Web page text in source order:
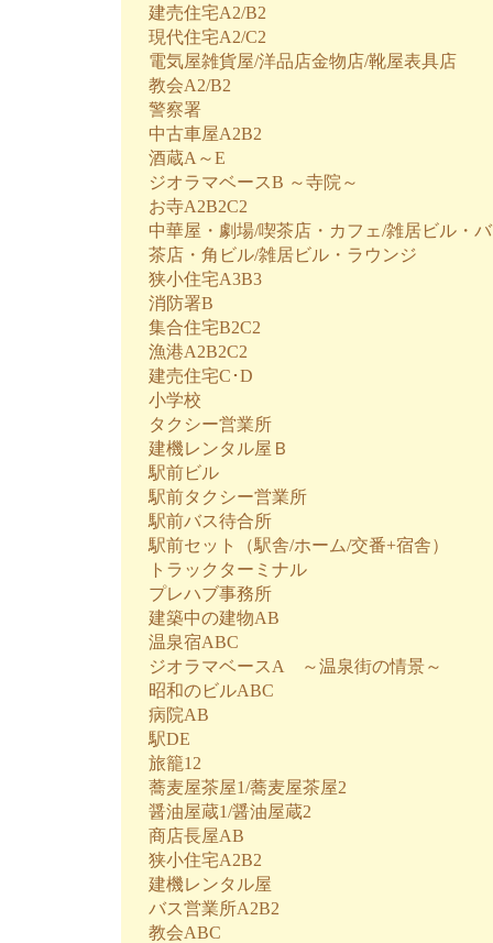
建売住宅A2/B2
現代住宅A2/C2
電気屋雑貨屋/洋品店金物店/靴屋表具店
教会A2/B2
警察署
中古車屋A2B2
酒蔵A～E
ジオラマベースB ～寺院～
お寺A2B2C2
中華屋・劇場/喫茶店・カフェ/雑居ビル・
茶店・角ビル/雑居ビル・ラウンジ
狭小住宅A3B3
消防署B
集合住宅B2C2
漁港A2B2C2
建売住宅C･D
小学校
タクシー営業所
建機レンタル屋Ｂ
駅前ビル
駅前タクシー営業所
駅前バス待合所
駅前セット（駅舎/ホーム/交番+宿舎）
トラックターミナル
プレハブ事務所
建築中の建物AB
温泉宿ABC
ジオラマベースA ～温泉街の情景～
昭和のビルABC
病院AB
駅DE
旅籠12
蕎麦屋茶屋1/蕎麦屋茶屋2
醤油屋蔵1/醤油屋蔵2
商店長屋AB
狭小住宅A2B2
建機レンタル屋
バス営業所A2B2
教会ABC